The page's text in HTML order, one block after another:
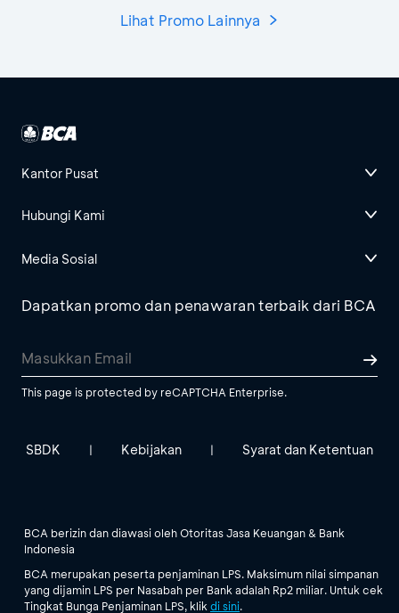
Lihat Promo Lainnya
Kantor Pusat
Hubungi Kami
Media Sosial
Dapatkan promo dan penawaran terbaik dari BCA
This page is protected by reCAPTCHA Enterprise.
SBDK | Kebijakan | Syarat dan Ketentuan
BCA berizin dan diawasi oleh Otoritas Jasa Keuangan & Bank
Indonesia
BCA merupakan peserta penjaminan LPS. Maksimum nilai simpanan
yang dijamin LPS per Nasabah per Bank adalah Rp2 miliar. Untuk cek
Tingkat Bunga Penjaminan LPS, klik di sini.